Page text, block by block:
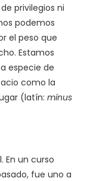
privilegios ni
podemos
el peso que
Estamos
especie de
como la
(latín: minus
En un curso
fue uno a